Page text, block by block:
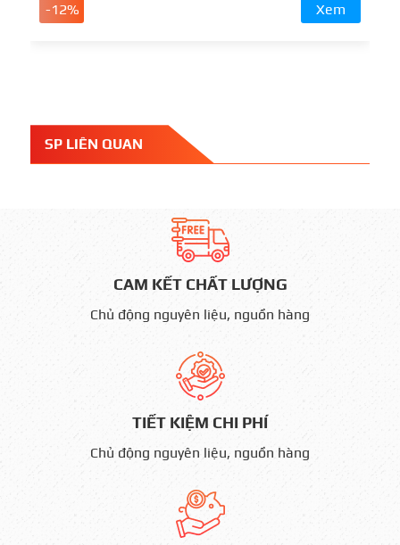
-12% Xem
SP LIÊN QUAN
CAM KẾT CHẤT LƯỢNG
Chủ động nguyên liệu, nguồn hàng
TIẾT KIỆM CHI PHÍ
Chủ động nguyên liệu, nguồn hàng